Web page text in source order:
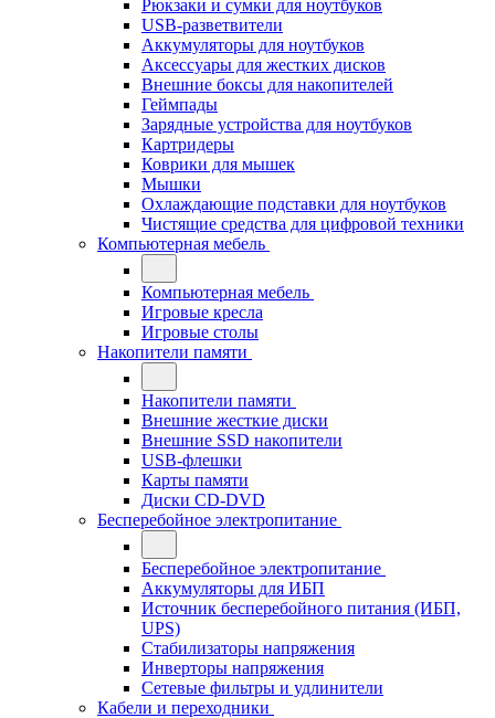
Рюкзаки и сумки для ноутбуков
USB-разветвители
Аккумуляторы для ноутбуков
Аксессуары для жестких дисков
Внешние боксы для накопителей
Геймпады
Зарядные устройства для ноутбуков
Картридеры
Коврики для мышек
Мышки
Охлаждающие подставки для ноутбуков
Чистящие средства для цифровой техники
Компьютерная мебель
Компьютерная мебель
Игровые кресла
Игровые столы
Накопители памяти
Накопители памяти
Внешние жесткие диски
Внешние SSD накопители
USB-флешки
Карты памяти
Диски CD-DVD
Бесперебойное электропитание
Бесперебойное электропитание
Аккумуляторы для ИБП
Источник бесперебойного питания (ИБП,
UPS)
Стабилизаторы напряжения
Инверторы напряжения
Сетевые фильтры и удлинители
Кабели и переходники